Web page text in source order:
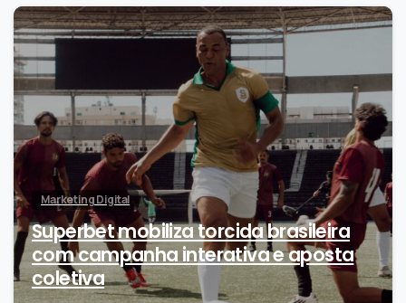
Marketing Digital
Superbet mobiliza torcida brasileira
com campanha interativa e aposta
coletiva